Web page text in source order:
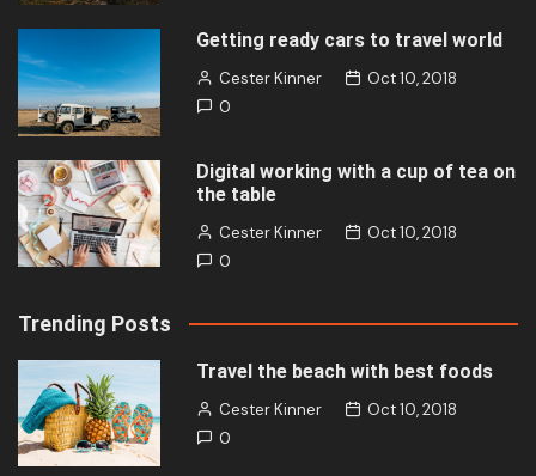
Getting ready cars to travel world
Cester Kinner
Oct 10, 2018
0
Digital working with a cup of tea on
the table
Cester Kinner
Oct 10, 2018
0
Trending Posts
Travel the beach with best foods
Cester Kinner
Oct 10, 2018
0